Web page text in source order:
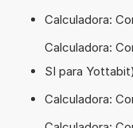
Calculadora:
Calculadora:
SI para Yottabit)
Calculadora: